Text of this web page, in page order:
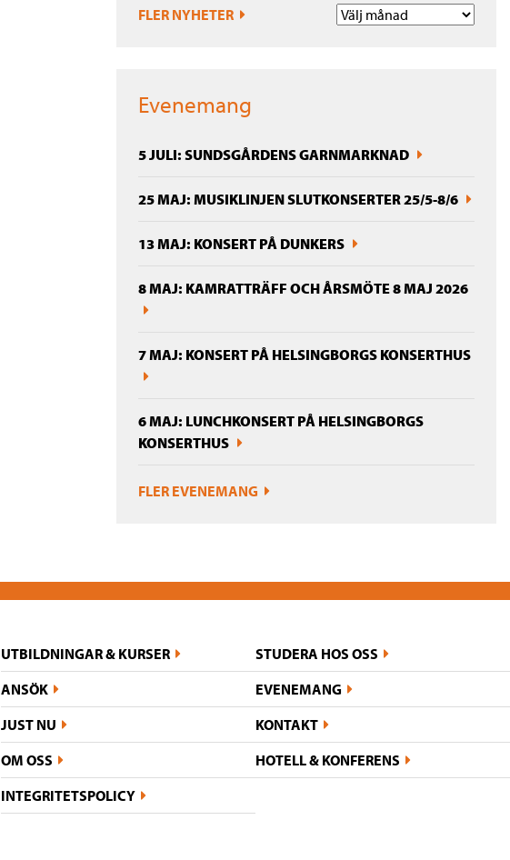
FLER NYHETER
Evenemang
5 JULI: SUNDSGÅRDENS GARNMARKNAD
25 MAJ: MUSIKLINJEN SLUTKONSERTER 25/5-8/6
13 MAJ: KONSERT PÅ DUNKERS
8 MAJ: KAMRATTRÄFF OCH ÅRSMÖTE 8 MAJ 2026
7 MAJ: KONSERT PÅ HELSINGBORGS KONSERTHUS
6 MAJ: LUNCHKONSERT PÅ HELSINGBORGS
KONSERTHUS
FLER EVENEMANG
UTBILDNINGAR & KURSER
STUDERA HOS OSS
ANSÖK
EVENEMANG
JUST NU
KONTAKT
OM OSS
HOTELL & KONFERENS
INTEGRITETSPOLICY